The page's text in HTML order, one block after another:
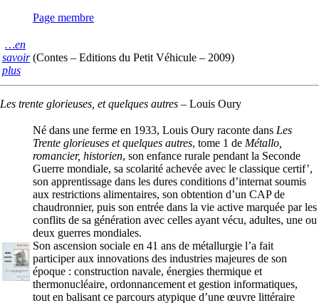
Page membre
…en
savoir
plus
(Contes – Editions du Petit Véhicule – 2009)
Les trente glorieuses, et quelques autres – Louis Oury
Né dans une ferme en 1933, Louis Oury raconte dans Les
Trente glorieuses et quelques autres, tome 1 de Métallo,
romancier, historien, son enfance rurale pendant la Seconde
Guerre mondiale, sa scolarité achevée avec le classique certif’,
son apprentissage dans les dures conditions d’internat soumis
aux restrictions alimentaires, son obtention d’un CAP de
chaudronnier, puis son entrée dans la vie active marquée par les
conflits de sa génération avec celles ayant vécu, adultes, une ou
deux guerres mondiales.
Son ascension sociale en 41 ans de métallurgie l’a fait
participer aux innovations des industries majeures de son
époque : construction navale, énergies thermique et
thermonucléaire, ordonnancement et gestion informatiques,
tout en balisant ce parcours atypique d’une œuvre littéraire